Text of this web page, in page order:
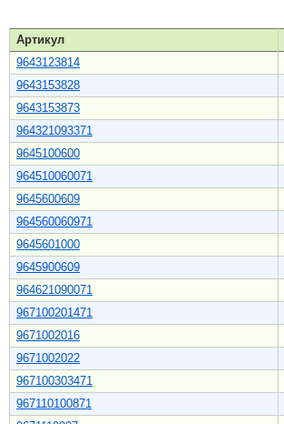
Артикул
9643123814
9643153828
9643153873
964321093371
9645100600
964510060071
9645600609
964560060971
9645601000
9645900609
964621090071
967100201471
9671002016
9671002022
967100303471
967110100871